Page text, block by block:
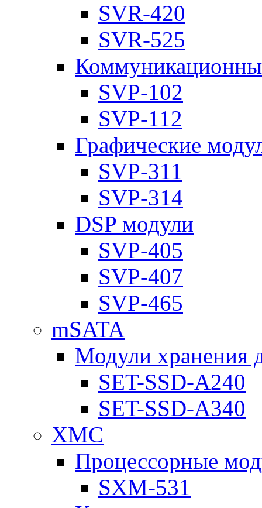
SVR-420
SVR-525
SVP-102
SVP-112
Графические
SVP-311
SVP-314
DSP модули
SVP-405
SVP-407
SVP-465
mSATA
Модули хранения
SET-SSD-A240
SET-SSD-A340
XMC
Процессорные
SXM-531